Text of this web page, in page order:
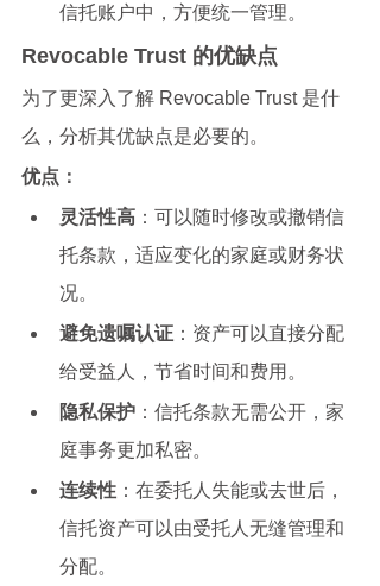
信托账户中，方便统一管理。
Revocable Trust 的优缺点
为了更深入了解 Revocable Trust 是什
么，分析其优缺点是必要的。
优点：
灵活性高 ：可以随时修改或撤销信
托条款，适应变化的家庭或财务状
况。
避免遗嘱认证 ：资产可以直接分配
给受益人，节省时间和费用。
隐私保护 ：信托条款无需公开，家
庭事务更加私密。
连续性 ：在委托人失能或去世后，
信托资产可以由受托人无缝管理和
分配。